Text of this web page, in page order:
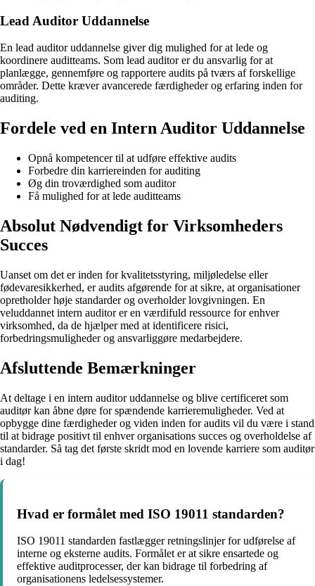
Lead Auditor Uddannelse
En lead auditor uddannelse giver dig mulighed for at lede og
koordinere auditteams. Som lead auditor er du ansvarlig for at
planlægge, gennemføre og rapportere audits på tværs af forskellige
områder. Dette kræver avancerede færdigheder og erfaring inden for
auditing.
Fordele ved en Intern Auditor Uddannelse
Opnå kompetencer til at udføre effektive audits
Forbedre din karriereinden for auditing
Øg din troværdighed som auditor
Få mulighed for at lede auditteams
Absolut Nødvendigt for Virksomheders
Succes
Uanset om det er inden for kvalitetsstyring, miljøledelse eller
fødevaresikkerhed, er audits afgørende for at sikre, at organisationer
opretholder høje standarder og overholder lovgivningen. En
veluddannet intern auditor er en værdifuld ressource for enhver
virksomhed, da de hjælper med at identificere risici,
forbedringsmuligheder og ansvarliggøre medarbejdere.
Afsluttende Bemærkninger
At deltage i en intern auditor uddannelse og blive certificeret som
auditør kan åbne døre for spændende karrieremuligheder. Ved at
opbygge dine færdigheder og viden inden for audits vil du være i stand
til at bidrage positivt til enhver organisations succes og overholdelse af
standarder. Så tag det første skridt mod en lovende karriere som auditør
i dag!
Hvad er formålet med ISO 19011 standarden?
ISO 19011 standarden fastlægger retningslinjer for udførelse af
interne og eksterne audits. Formålet er at sikre ensartede og
effektive auditprocesser, der kan bidrage til forbedring af
organisationens ledelsessystemer.